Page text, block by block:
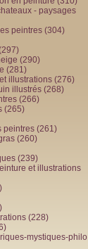
- paysages
peintres (304)
(290)
(281)
illustrations (276)
illustrés (268)
(266)
(265)
peintres (261)
(260)
(239)
et illustrations
(228)
mystiques-philo